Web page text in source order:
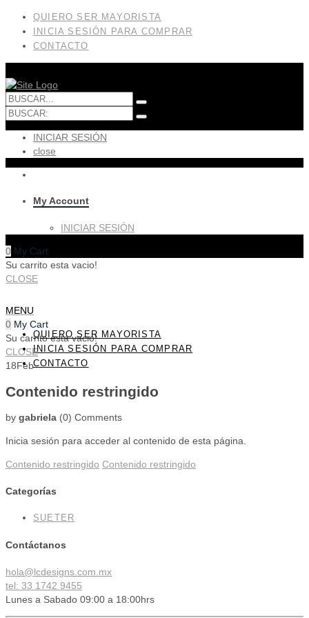
QUIERO SER MAYORISTA
INICIA SESIÓN PARA COMPRAR
CONTACTO
INICIAR SESIÓN
close
My Account
INICIAR SESIÓN
0 My Cart
Su carrito esta vacio!
CLOSE
MENU
QUIERO SER MAYORISTA
INICIA SESIÓN PARA COMPRAR
CONTACTO
0 My Cart
Su carrito esta vacio!
CLOSE
18Feb
Contenido restringido
by gabriela (0) Comments
Inicia sesión para acceder al contenido de esta página.
Contenido restringido Contenido restringido
Categorías
SUETER
Contáctanos
hola@lcdesigns.com.mx
tel: 33 1742 9455
Lunes a Sabado 09:00 a 18:00hrs